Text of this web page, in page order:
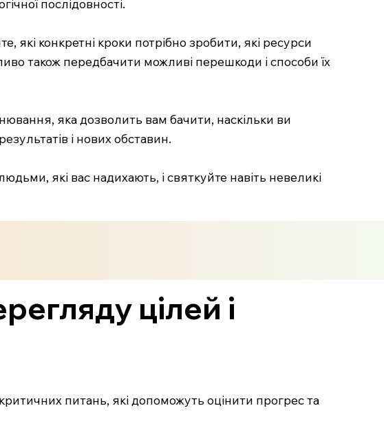
послідовності.
які конкретні кроки потрібно зробити, які ресурси
також передбачити можливі перешкоди і способи їх
яка дозволить вам бачити, наскільки ви
і нових обставин.
які вас надихають, і святкуйте навіть невеликі
цілей і
питань, які допоможуть оцінити прогрес та